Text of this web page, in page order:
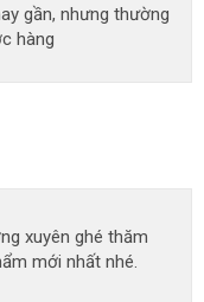
gần, nhưng thường
hàng
xuyên ghé thăm
mới nhất nhé.